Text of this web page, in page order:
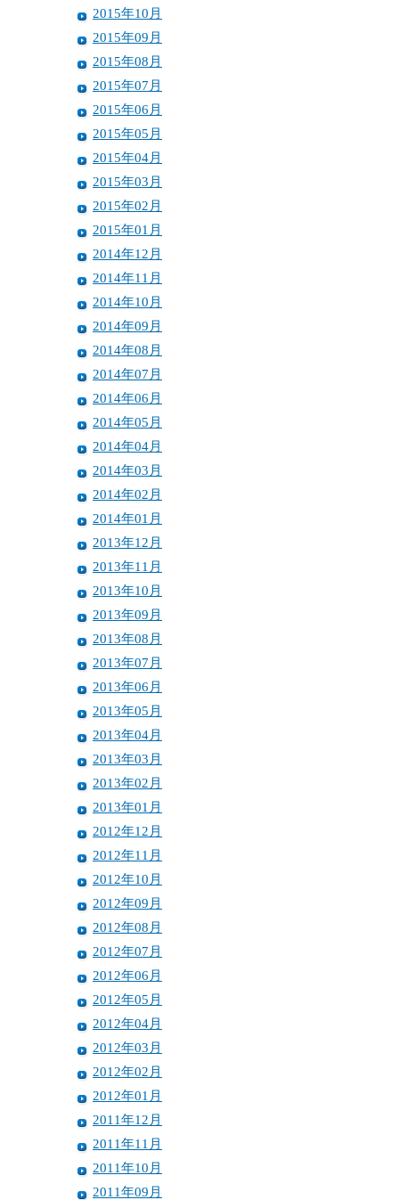
2015年10月
2015年09月
2015年08月
2015年07月
2015年06月
2015年05月
2015年04月
2015年03月
2015年02月
2015年01月
2014年12月
2014年11月
2014年10月
2014年09月
2014年08月
2014年07月
2014年06月
2014年05月
2014年04月
2014年03月
2014年02月
2014年01月
2013年12月
2013年11月
2013年10月
2013年09月
2013年08月
2013年07月
2013年06月
2013年05月
2013年04月
2013年03月
2013年02月
2013年01月
2012年12月
2012年11月
2012年10月
2012年09月
2012年08月
2012年07月
2012年06月
2012年05月
2012年04月
2012年03月
2012年02月
2012年01月
2011年12月
2011年11月
2011年10月
2011年09月